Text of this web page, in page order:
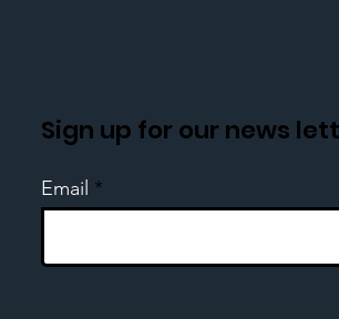
Sign up for our news
Email